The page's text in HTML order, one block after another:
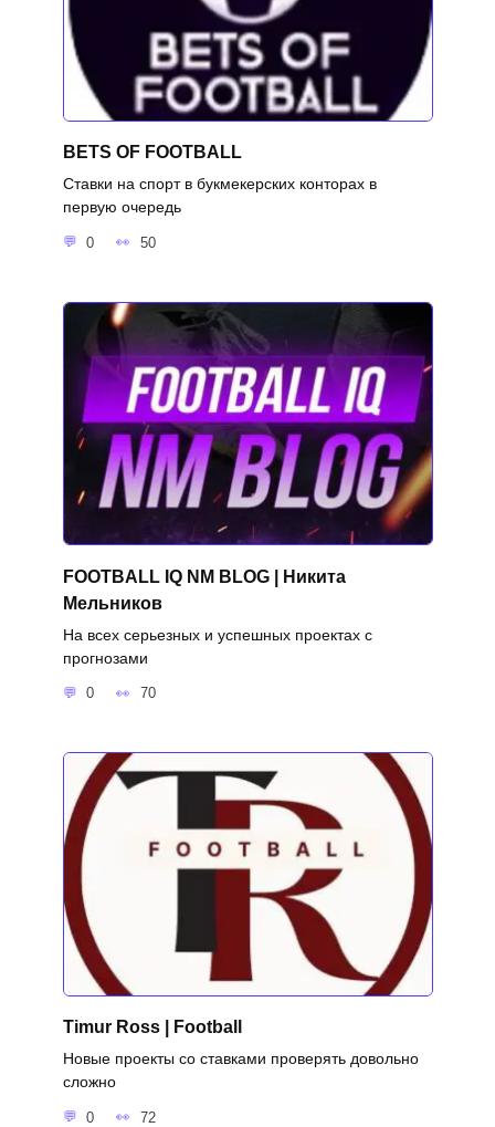
BETS OF FOOTBALL
Ставки на спорт в букмекерских конторах в
первую очередь
0 50
FOOTBALL IQ NM BLOG | Никита
Мельников
На всех серьезных и успешных проектах с
прогнозами
0 70
Timur Ross | Football
Новые проекты со ставками проверять довольно
сложно
0 72